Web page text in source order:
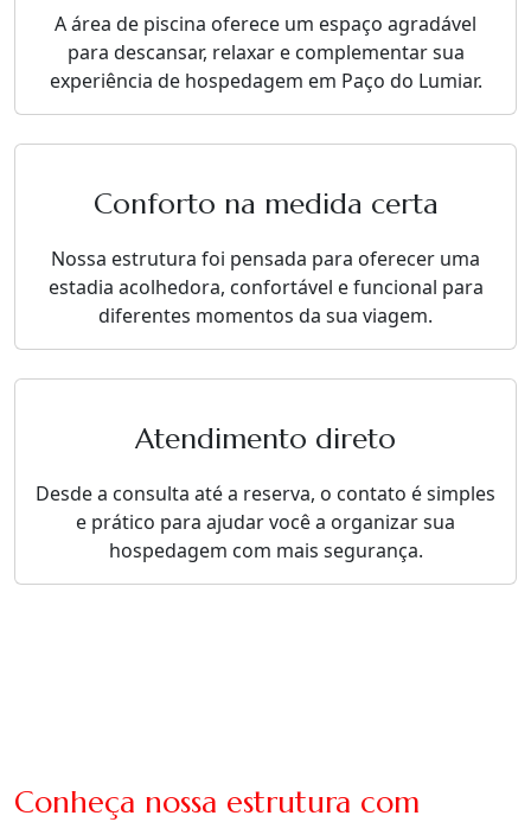
A área de piscina oferece um espaço agradável
para descansar, relaxar e complementar sua
experiência de hospedagem em Paço do Lumiar.
Conforto na medida certa
Nossa estrutura foi pensada para oferecer uma
estadia acolhedora, confortável e funcional para
diferentes momentos da sua viagem.
Atendimento direto
Desde a consulta até a reserva, o contato é simples
e prático para ajudar você a organizar sua
hospedagem com mais segurança.
Conheça nossa estrutura com